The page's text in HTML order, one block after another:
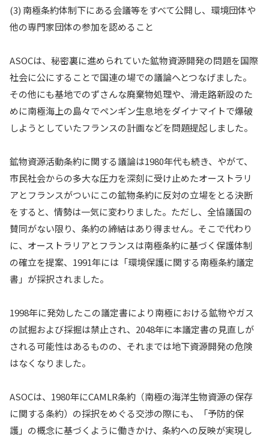
(3) 南極条約体制下にある会議等をすべて公開し、環境団体や
他の専門家団体の参加を認めること
ASOCは、秘密裏に進められていた鉱物資源開発の問題を国際
社会に公にすることで国連の場での議論へとつなげました。
その他にも基地でのずさんな廃棄物処理や、滑走路新設のた
めに南極海上の島々でペンギン生息地をダイナマイトで爆破
しようとしていたフランスの計画などを問題提起しました。
鉱物資源活動条約に関する議論は1980年代も続き、やがて、
市民社会からの多大な圧力を深刻に受け止めたオーストラリ
アとフランスがついにこの鉱物条約に反対の立場をとる決断
をすると、情勢は一気に変わりました。ただし、全協議国の
賛同がない限り、条約の締結はあり得ません。そこで代わり
に、オーストラリアとフランスは南極条約に基づく保護体制
の確立を提案、1991年には「環境保護に関する南極条約議定
書」が採択されました。
1998年に発効したこの議定書により南極における鉱物やガス
の試掘および採掘は禁止され、2048年に本議定書の見直しが
される可能性はあるものの、それまでは地下資源開発の危険
はなくなりました。
ASOCは、1980年にCAMLR条約（南極の海洋生物資源の保存
に関する条約）の採択をめぐる交渉の際にも、「予防的保
護」の概念に基づくように働きかけ、条約への反映が実現し